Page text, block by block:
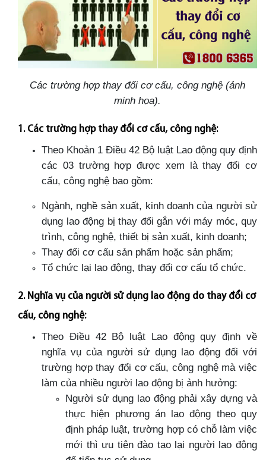
Các trường hợp thay đổi cơ cấu, công nghệ (ảnh
minh họa).
1. Các trường hợp thay đổi cơ cấu, công nghệ:
Theo Khoản 1 Điều 42 Bộ luật Lao động quy định
các 03 trường hợp được xem là thay đổi cơ
cấu, công nghệ bao gồm:
Ngành, nghề sản xuất, kinh doanh của người sử
dụng lao động bị thay đổi gắn với máy móc, quy
trình, công nghệ, thiết bị sản xuất, kinh doanh;
Thay đổi cơ cấu sản phẩm hoặc sản phẩm;
Tổ chức lại lao động, thay đổi cơ cấu tổ chức.
2. Nghĩa vụ của người sử dụng lao động do thay đổi cơ
cấu, công nghệ:
Theo Điều 42 Bộ luật Lao động quy định về
nghĩa vụ của người sử dụng lao động đối với
trường hợp thay đổi cơ cấu, công nghệ mà việc
làm của nhiều người lao động bị ảnh hưởng:
Người sử dụng lao động phải xây dựng và
thực hiện phương án lao động theo quy
định pháp luật, trường hợp có chỗ làm việc
mới thì ưu tiên đào tạo lại người lao động